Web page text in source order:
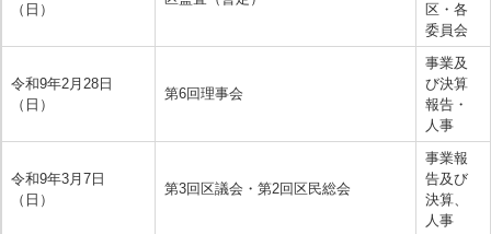
（日）
区・各
委員会
令和9年2月28日
（日）
第6回理事会
事業及
び決算
報告・
人事
令和9年3月7日
（日）
第3回区議会・第2回区民総会
事業報
告及び
決算、
人事